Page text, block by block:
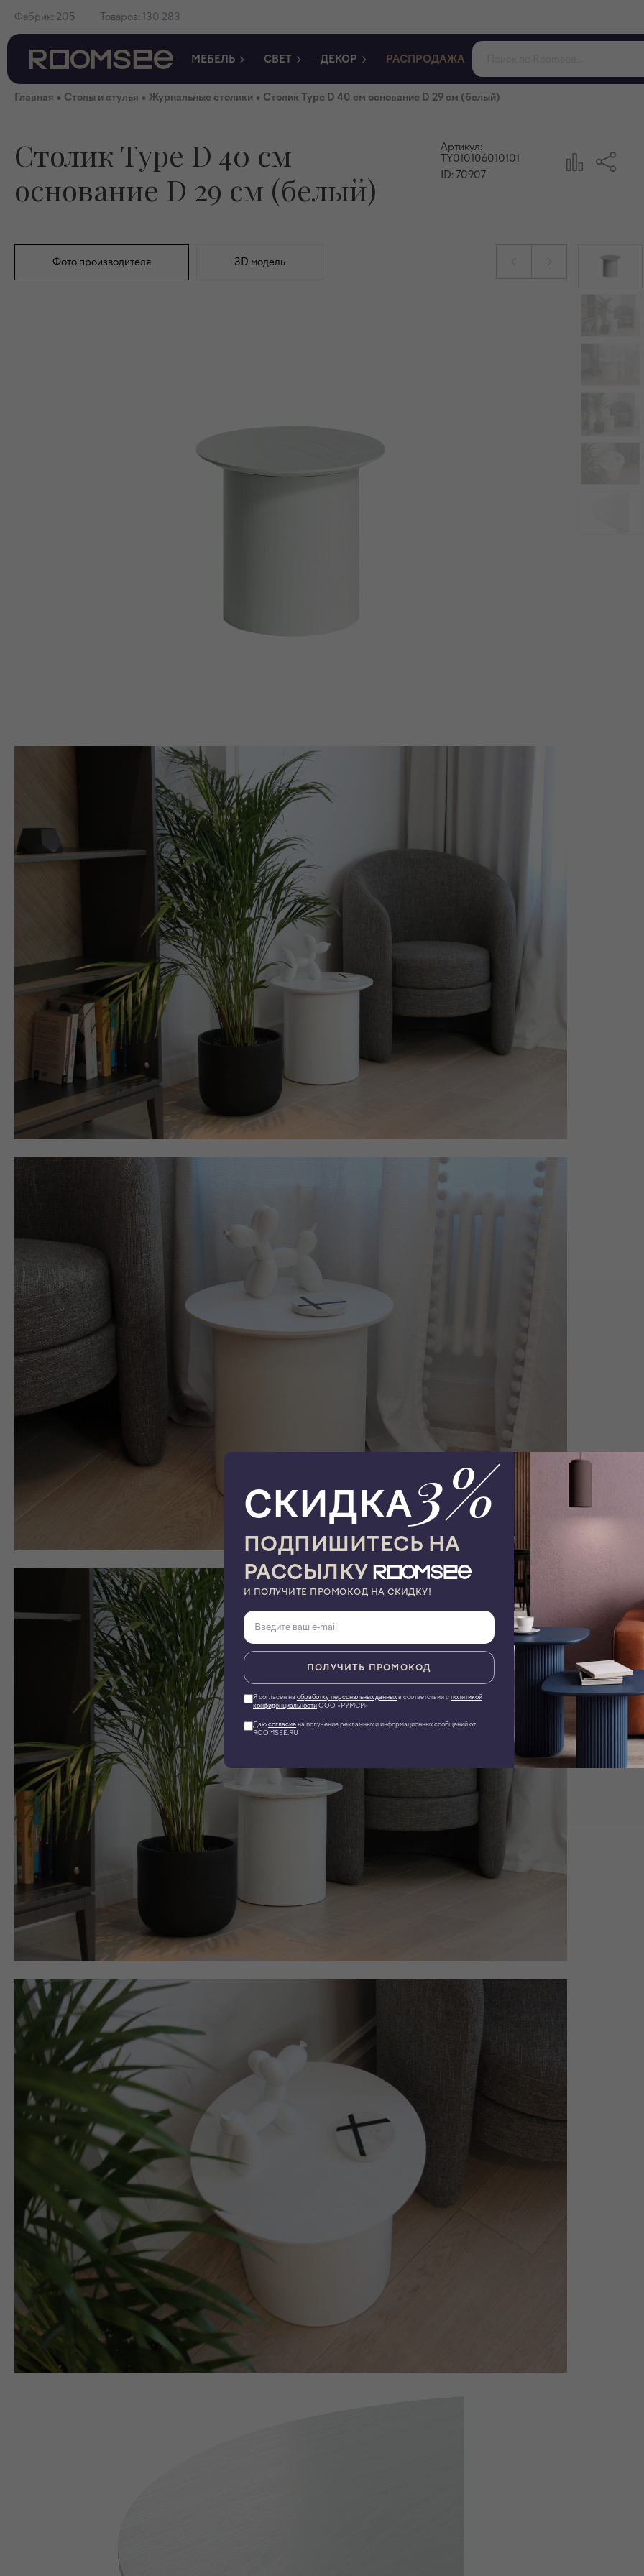
Фабрик: 205 Товаров: 130 283
МЕБЕЛЬ СВЕТ ДЕКОР РАСПРОДАЖА
Главная • Столы и стулья • Журнальные столики • Столик Type D 40 см основание D 29 см (белый)
Столик Type D 40 см
основание D 29 см (белый)
Артикул:
TY010106010101
ID: 70907
Фото производителя 3D модель
СКИДКА3%
ПОДПИШИТЕСЬ НА
РАССЫЛКУ
И ПОЛУЧИТЕ ПРОМОКОД НА СКИДКУ!
ПОЛУЧИТЬ ПРОМОКОД
Я согласен на обработку персональных данныхв соответствии сполитикой
конфиденциальностиООО «РУМСИ»
Даюсогласиена получение рекламных и информационных сообщений от
ROOMSEE.RU